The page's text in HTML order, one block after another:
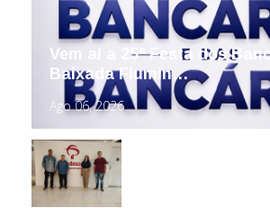
Vem aí a 25ª Festa dos
Baixada Flumin…
Ago 06, 2026